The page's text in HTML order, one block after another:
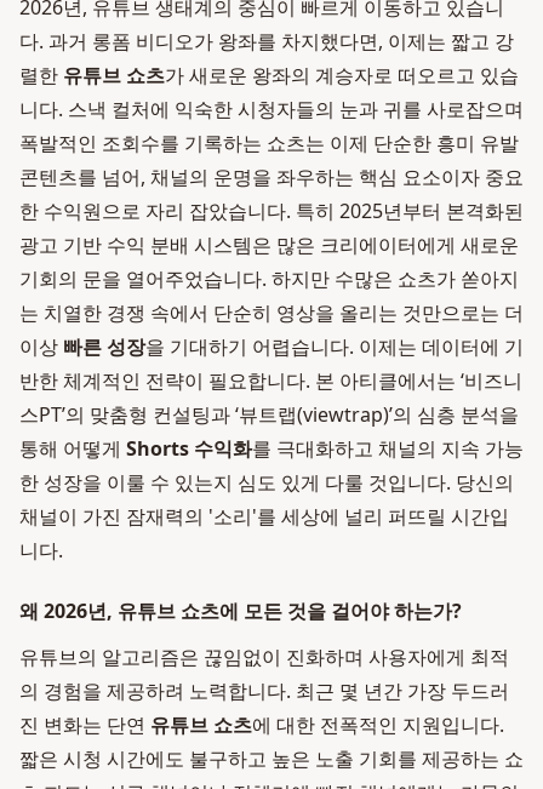
2026년, 유튜브 생태계의 중심이 빠르게 이동하고 있습니
다. 과거 롱폼 비디오가 왕좌를 차지했다면, 이제는 짧고 강
렬한 유튜브 쇼츠가 새로운 왕좌의 계승자로 떠오르고 있습
니다. 스낵 컬처에 익숙한 시청자들의 눈과 귀를 사로잡으며
폭발적인 조회수를 기록하는 쇼츠는 이제 단순한 흥미 유발
콘텐츠를 넘어, 채널의 운명을 좌우하는 핵심 요소이자 중요
한 수익원으로 자리 잡았습니다. 특히 2025년부터 본격화된
광고 기반 수익 분배 시스템은 많은 크리에이터에게 새로운
기회의 문을 열어주었습니다. 하지만 수많은 쇼츠가 쏟아지
는 치열한 경쟁 속에서 단순히 영상을 올리는 것만으로는 더
이상 빠른 성장을 기대하기 어렵습니다. 이제는 데이터에 기
반한 체계적인 전략이 필요합니다. 본 아티클에서는 ‘비즈니
스PT’의 맞춤형 컨설팅과 ‘뷰트랩(viewtrap)’의 심층 분석을
통해 어떻게 Shorts 수익화를 극대화하고 채널의 지속 가능
한 성장을 이룰 수 있는지 심도 있게 다룰 것입니다. 당신의
채널이 가진 잠재력의 '소리'를 세상에 널리 퍼뜨릴 시간입
니다.
왜 2026년, 유튜브 쇼츠에 모든 것을 걸어야 하는가?
유튜브의 알고리즘은 끊임없이 진화하며 사용자에게 최적
의 경험을 제공하려 노력합니다. 최근 몇 년간 가장 두드러
진 변화는 단연 유튜브 쇼츠에 대한 전폭적인 지원입니다.
짧은 시청 시간에도 불구하고 높은 노출 기회를 제공하는 쇼